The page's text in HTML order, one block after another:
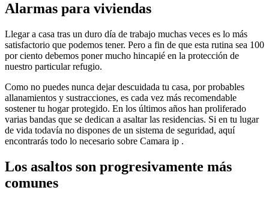
Alarmas para viviendas
Llegar a casa tras un duro día de trabajo muchas veces es lo más
satisfactorio que podemos tener. Pero a fin de que esta rutina sea 100
por ciento debemos poner mucho hincapié en la protección de
nuestro particular refugio.
Como no puedes nunca dejar descuidada tu casa, por probables
allanamientos y sustracciones, es cada vez más recomendable
sostener tu hogar protegido. En los últimos años han proliferado
varias bandas que se dedican a asaltar las residencias. Si en tu lugar
de vida todavía no dispones de un sistema de seguridad, aquí
encontrarás todo lo necesario sobre Camara ip .
Los asaltos son progresivamente más
comunes